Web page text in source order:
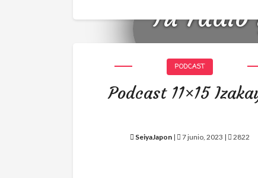
Tu
PODCAST
Podcast 11×15
SeiyaJapon | 7 junio, 2023 | 2822